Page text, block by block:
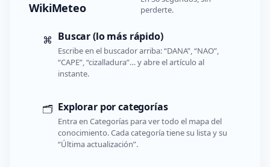
WikiMeteo
perderte.
⌘ Buscar (lo más rápido)
Escribe en el buscador arriba: “DANA”, “NAO”,
“CAPE”, “cizalladura”… y abre el artículo al
instante.
🗂️ Explorar por categorías
Entra en Categorías para ver todo el mapa del
conocimiento. Cada categoría tiene su lista y su
“Última actualización”.